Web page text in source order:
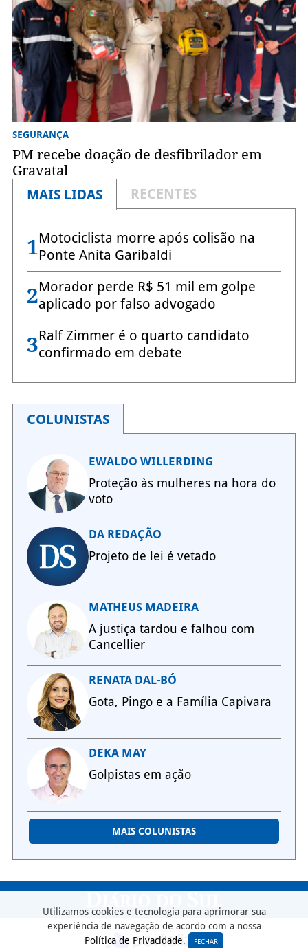
SEGURANÇA
PM recebe doação de desfibrilador em
Gravatal
MAIS LIDAS
RECENTES
1Motociclista morre após colisão na
Ponte Anita Garibaldi
2Morador perde R$ 51 mil em golpe
aplicado por falso advogado
3Ralf Zimmer é o quarto candidato
confirmado em debate
COLUNISTAS
EWALDO WILLERDING
Proteção às mulheres na hora do
voto
DA REDAÇÃO
Projeto de lei é vetado
MATHEUS MADEIRA
A justiça tardou e falhou com
Cancellier
RENATA DAL-BÓ
Gota, Pingo e a Família Capivara
DEKA MAY
Golpistas em ação
MAIS COLUNISTAS
Utilizamos cookies e tecnologia para aprimorar sua
experiência de navegação de acordo com a nossa
Política de Privacidade. FECHAR